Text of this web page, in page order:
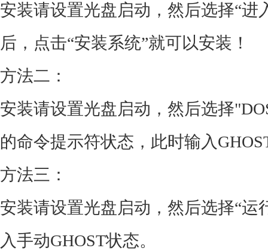
安装请设置光盘启动，然后选择“进
后，点击“安装系统”就可以安装！
方法二：
安装请设置光盘启动，然后选择
的命令提示符状态，此时输入
方法三：
安装请设置光盘启动，然后选择“运
入手动GHOST状态。